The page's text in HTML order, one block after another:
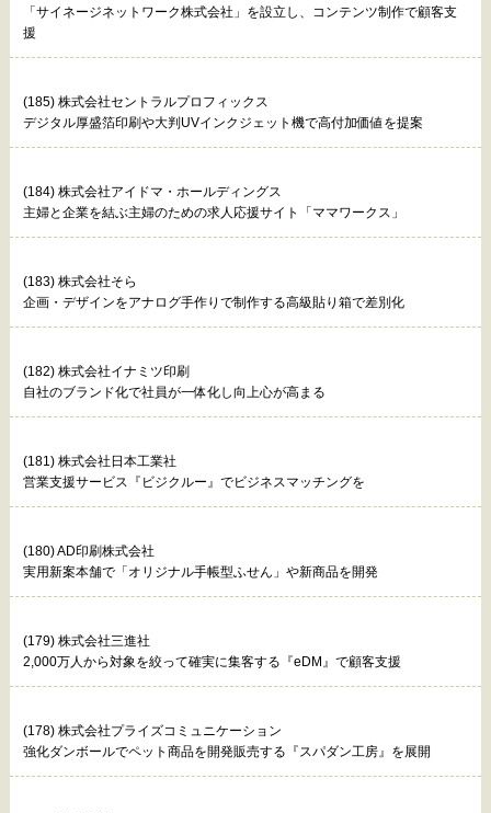
「サイネージネットワーク株式会社」を設立し、コンテンツ制作で顧客支
援
(185) 株式会社セントラルプロフィックス
デジタル厚盛箔印刷や大判UVインクジェット機で高付加価値を提案
(184) 株式会社アイドマ・ホールディングス
主婦と企業を結ぶ主婦のための求人応援サイト「ママワークス」
(183) 株式会社そら
企画・デザインをアナログ手作りで制作する高級貼り箱で差別化
(182) 株式会社イナミツ印刷
自社のブランド化で社員が一体化し向上心が高まる
(181) 株式会社日本工業社
営業支援サービス『ビジクルー』でビジネスマッチングを
(180) AD印刷株式会社
実用新案本舗で「オリジナル手帳型ふせん」や新商品を開発
(179) 株式会社三進社
2,000万人から対象を絞って確実に集客する『eDM』で顧客支援
(178) 株式会社プライズコミュニケーション
強化ダンボールでペット商品を開発販売する『スパダン工房』を展開